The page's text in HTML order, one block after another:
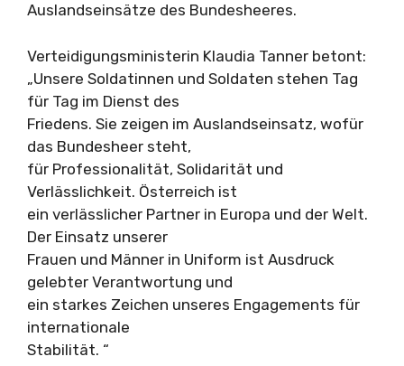
Auslandseinsätze des Bundesheeres.
Verteidigungsministerin Klaudia Tanner betont:
„Unsere Soldatinnen und Soldaten stehen Tag
für Tag im Dienst des
Friedens. Sie zeigen im Auslandseinsatz, wofür
das Bundesheer steht,
für Professionalität, Solidarität und
Verlässlichkeit. Österreich ist
ein verlässlicher Partner in Europa und der Welt.
Der Einsatz unserer
Frauen und Männer in Uniform ist Ausdruck
gelebter Verantwortung und
ein starkes Zeichen unseres Engagements für
internationale
Stabilität. “